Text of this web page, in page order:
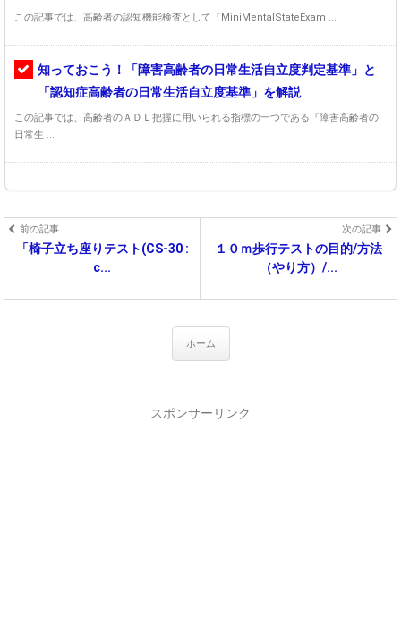
この記事では、高齢者の認知機能検査として『MiniMentalStateExam ...
知っておこう！「障害高齢者の日常生活自立度判定基準」と
「認知症高齢者の日常生活自立度基準」を解説
この記事では、高齢者のＡＤＬ把握に用いられる指標の一つである『障害高齢者の
日常生 ...
前の記事
「椅子立ち座りテスト(CS-30 :
c...
次の記事
１０ｍ歩行テストの目的/方法
（やり方）/...
ホーム
スポンサーリンク